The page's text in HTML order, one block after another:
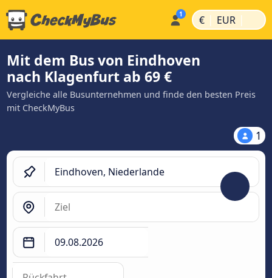
€ | EUR |
Mit dem Bus von Eindhoven
nach Klagenfurt ab 69 €
Vergleiche alle Busunternehmen und finde den besten Preis
mit CheckMyBus
1